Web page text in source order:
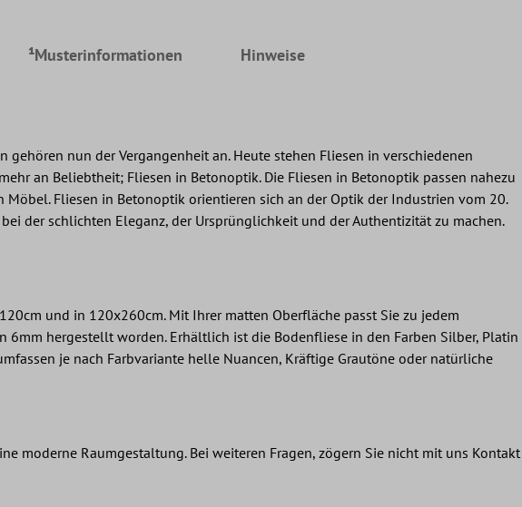
¹Musterinformationen Hinweise
nun der Vergangenheit an. Heute stehen Fliesen in verschiedenen
an Beliebtheit; Fliesen in Betonoptik. Die Fliesen in Betonoptik passen nahezu
Fliesen in Betonoptik orientieren sich an der Optik der Industrien vom 20.
der schlichten Eleganz, der Ursprünglichkeit und der Authentizität zu machen.
und in 120x260cm. Mit Ihrer matten Oberfläche passt Sie zu jedem
hergestellt worden. Erhältlich ist die Bodenfliese in den Farben Silber, Platin
je nach Farbvariante helle Nuancen, Kräftige Grautöne oder natürliche
moderne Raumgestaltung. Bei weiteren Fragen, zögern Sie nicht mit uns Kontakt